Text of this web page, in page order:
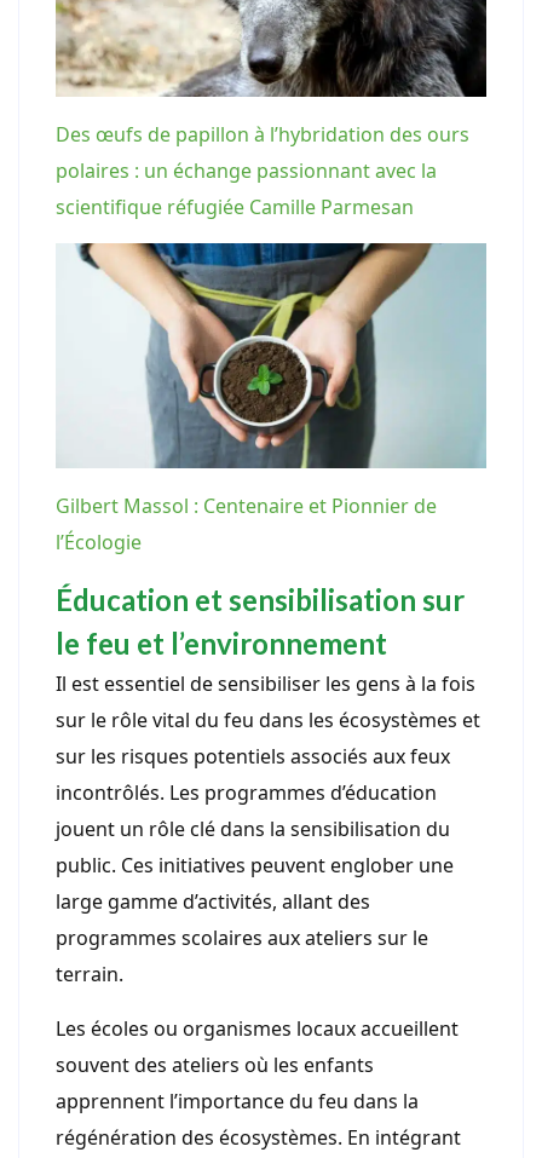
Des œufs de papillon à l’hybridation des ours
polaires : un échange passionnant avec la
scientifique réfugiée Camille Parmesan
Gilbert Massol : Centenaire et Pionnier de
l’Écologie
Éducation et sensibilisation sur
le feu et l’environnement
Il est essentiel de sensibiliser les gens à la fois
sur le rôle vital du feu dans les écosystèmes et
sur les risques potentiels associés aux feux
incontrôlés. Les programmes d’éducation
jouent un rôle clé dans la sensibilisation du
public. Ces initiatives peuvent englober une
large gamme d’activités, allant des
programmes scolaires aux ateliers sur le
terrain.
Les écoles ou organismes locaux accueillent
souvent des ateliers où les enfants
apprennent l’importance du feu dans la
régénération des écosystèmes. En intégrant